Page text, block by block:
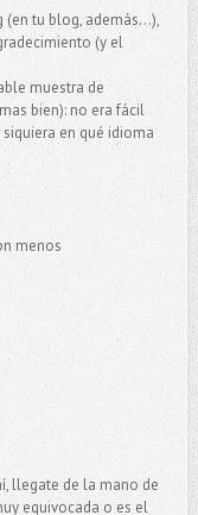
(en tu blog, además...),
(y el
muestra de
bien): no era fácil
en qué idioma
menos
llegate de la mano de
equivocada o es el